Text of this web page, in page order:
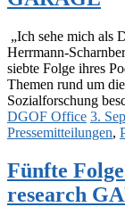
„Ich sehe mich als
Herrmann-
siebte Folge ihres
Themen rund um
Sozialforschung
DGOF Office 3.
Pressemitteilungen,
Fünfte
research